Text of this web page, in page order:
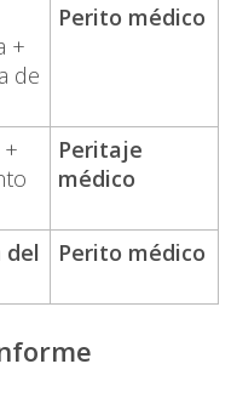
+
de
Perito médico
Peritaje
médico
del
Perito médico